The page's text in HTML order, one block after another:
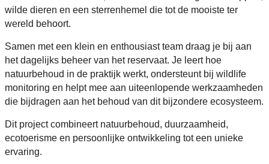
wilde dieren en een sterrenhemel die tot de mooiste ter
wereld behoort.
Samen met een klein en enthousiast team draag je bij aan
het dagelijks beheer van het reservaat. Je leert hoe
natuurbehoud in de praktijk werkt, ondersteunt bij wildlife
monitoring en helpt mee aan uiteenlopende werkzaamheden
die bijdragen aan het behoud van dit bijzondere ecosysteem.
Dit project combineert natuurbehoud, duurzaamheid,
ecotoerisme en persoonlijke ontwikkeling tot een unieke
ervaring.